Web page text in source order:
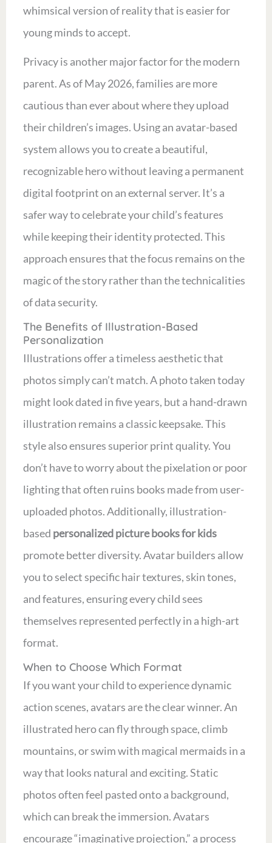
whimsical version of reality that is easier for
young minds to accept.
Privacy is another major factor for the modern
parent. As of May 2026, families are more
cautious than ever about where they upload
their children’s images. Using an avatar-based
system allows you to create a beautiful,
recognizable hero without leaving a permanent
digital footprint on an external server. It’s a
safer way to celebrate your child’s features
while keeping their identity protected. This
approach ensures that the focus remains on the
magic of the story rather than the technicalities
of data security.
The Benefits of Illustration-Based
Personalization
Illustrations offer a timeless aesthetic that
photos simply can’t match. A photo taken today
might look dated in five years, but a hand-drawn
illustration remains a classic keepsake. This
style also ensures superior print quality. You
don’t have to worry about the pixelation or poor
lighting that often ruins books made from user-
uploaded photos. Additionally, illustration-
based personalized picture books for kids
promote better diversity. Avatar builders allow
you to select specific hair textures, skin tones,
and features, ensuring every child sees
themselves represented perfectly in a high-art
format.
When to Choose Which Format
If you want your child to experience dynamic
action scenes, avatars are the clear winner. An
illustrated hero can fly through space, climb
mountains, or swim with magical mermaids in a
way that looks natural and exciting. Static
photos often feel pasted onto a background,
which can break the immersion. Avatars
encourage “imaginative projection,” a process